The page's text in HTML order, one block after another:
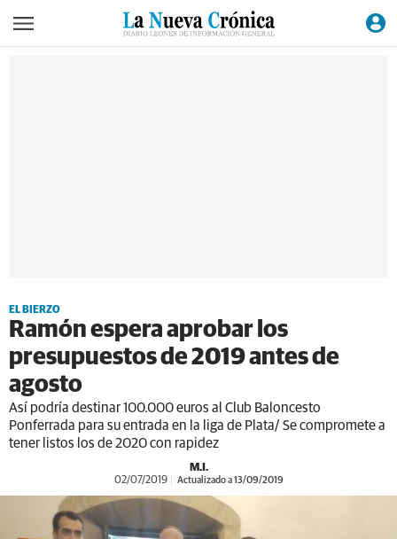
EL BIERZO
Ramón espera aprobar los
presupuestos de 2019 antes de
agosto
Así podría destinar 100.000 euros al Club Baloncesto
Ponferrada para su entrada en la liga de Plata/ Se compromete a
tener listos los de 2020 con rapidez
M.I.
02/07/2019 Actualizado a 13/09/2019